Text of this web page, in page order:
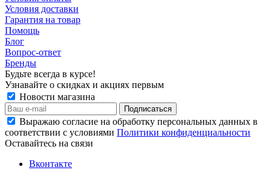
Условия доставки
Гарантия на товар
Помощь
Блог
Вопрос-ответ
Бренды
Будьте всегда в курсе!
Узнавайте о скидках и акциях первым
Новости магазина
Выражаю согласие на обработку персональных данных в
соответствии с условиями Политики конфиденциальности
Оставайтесь на связи
Вконтакте